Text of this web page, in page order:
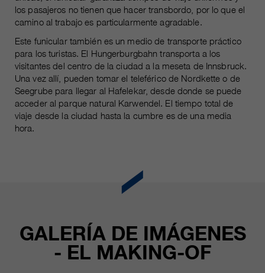
los pasajeros no tienen que hacer transbordo, por lo que el
camino al trabajo es particularmente agradable.
Este funicular también es un medio de transporte práctico
para los turistas. El Hungerburgbahn transporta a los
visitantes del centro de la ciudad a la meseta de Innsbruck.
Una vez allí, pueden tomar el teleférico de Nordkette o de
Seegrube para llegar al Hafelekar, desde donde se puede
acceder al parque natural Karwendel. El tiempo total de
viaje desde la ciudad hasta la cumbre es de una media
hora.
GALERÍA DE IMÁGENES
- EL MAKING-OF